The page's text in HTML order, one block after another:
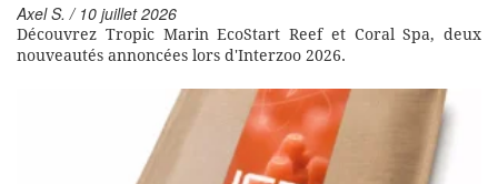
Axel S. / 10 juillet 2026
Découvrez Tropic Marin EcoStart Reef et Coral Spa, deux
nouveautés annoncées lors d'Interzoo 2026.